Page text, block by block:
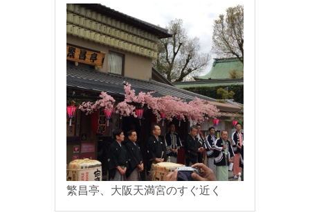
繁昌亭、大阪天満宮のすぐ近く